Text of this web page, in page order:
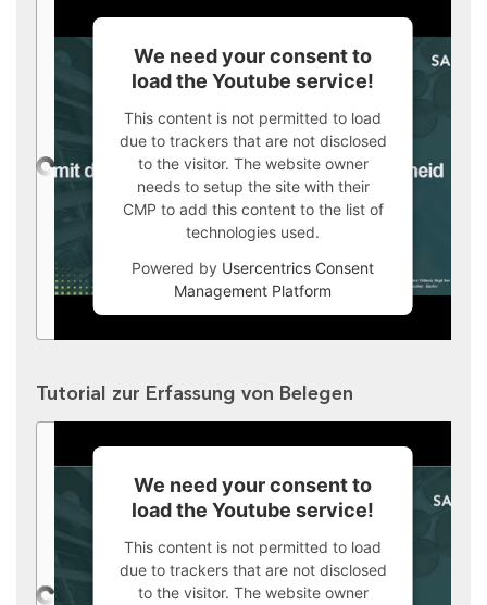
We need your consent to
load the Youtube service!
This content is not permitted to load
due to trackers that are not disclosed
to the visitor. The website owner
needs to setup the site with their
CMP to add this content to the list of
technologies used.
Powered by Usercentrics Consent
Management Platform
Tutorial zur Erfassung von Belegen
We need your consent to
load the Youtube service!
This content is not permitted to load
due to trackers that are not disclosed
to the visitor. The website owner